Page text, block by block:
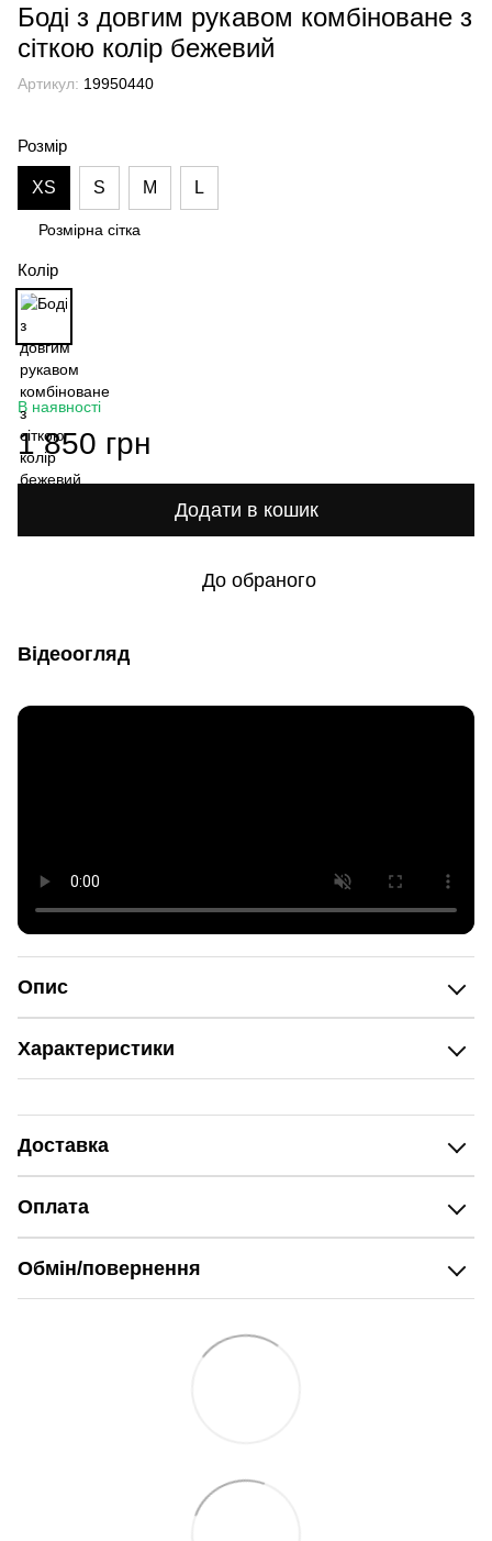
Боді з довгим рукавом комбіноване з
сіткою колір бежевий
Артикул: 19950440
Розмір
XS S M L
Розмірна сітка
Колір
В наявності
1 850 грн
Додати в кошик
До обраного
Відеоогляд
Опис
Характеристики
Доставка
Оплата
Обмін/повернення